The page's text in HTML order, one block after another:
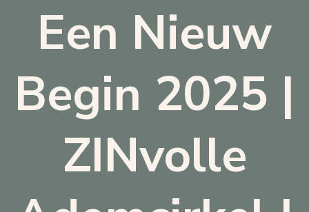
Een Nieuw
Begin 2025 |
ZINvolle